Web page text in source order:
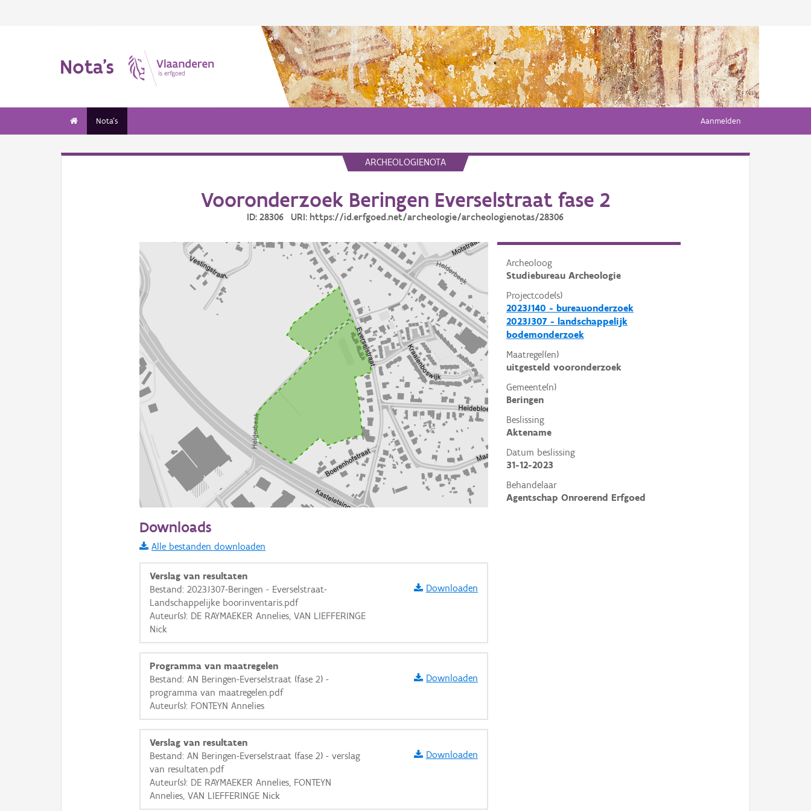
Nota's
Nota's Aanmelden
ARCHEOLOGIENOTA
Vooronderzoek Beringen Everselstraat fase 2
ID: 28306 URI: https://id.erfgoed.net/archeologie/archeologienotas/28306
Archeoloog
Studiebureau Archeologie
Projectcode(s)
2023J140 - bureauonderzoek
2023J307 - landschappelijk
bodemonderzoek
Maatregel(en)
uitgesteld vooronderzoek
Gemeente(n)
Beringen
Beslissing
Aktename
Datum beslissing
31-12-2023
Behandelaar
Agentschap Onroerend Erfgoed
Informatie Vlaanderen
i
+ −
Basis Lagen
OSM-Basiskaart
Ortho
GRB-Basiskaart
GRB-Basiskaart in grijswaarden
Downloads
Alle bestanden downloaden
Verslag van resultaten
Bestand: 2023J307-Beringen - Everselstraat-
Landschappelijke boorinventaris.pdf
Auteur(s): DE RAYMAEKER Annelies, VAN LIEFFERINGE
Nick
Downloaden
Programma van maatregelen
Bestand: AN Beringen-Everselstraat (fase 2) -
programma van maatregelen.pdf
Auteur(s): FONTEYN Annelies
Downloaden
Verslag van resultaten
Bestand: AN Beringen-Everselstraat (fase 2) - verslag
van resultaten.pdf
Auteur(s): DE RAYMAEKER Annelies, FONTEYN
Annelies, VAN LIEFFERINGE Nick
Downloaden